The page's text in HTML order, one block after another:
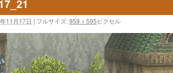
11月17日 | フルサイズ:959 × 595ピクセル